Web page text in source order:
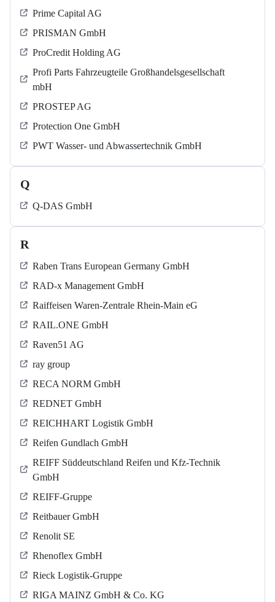
Prime Capital AG
PRISMAN GmbH
ProCredit Holding AG
Profi Parts Fahrzeugteile Großhandelsgesellschaft
mbH
PROSTEP AG
Protection One GmbH
PWT Wasser- und Abwassertechnik GmbH
Q
Q-DAS GmbH
R
Raben Trans European Germany GmbH
RAD-x Management GmbH
Raiffeisen Waren-Zentrale Rhein-Main eG
RAIL.ONE GmbH
Raven51 AG
ray group
RECA NORM GmbH
REDNET GmbH
REICHHART Logistik GmbH
Reifen Gundlach GmbH
REIFF Süddeutschland Reifen und Kfz-Technik
GmbH
REIFF-Gruppe
Reitbauer GmbH
Renolit SE
Rhenoflex GmbH
Rieck Logistik-Gruppe
RIGA MAINZ GmbH & Co. KG